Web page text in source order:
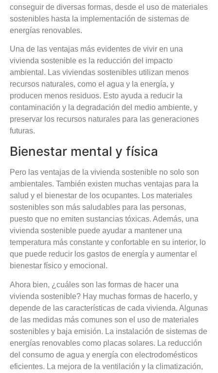
conseguir de diversas formas, desde el uso de materiales
sostenibles hasta la implementación de sistemas de
energías renovables.
Una de las ventajas más evidentes de vivir en una
vivienda sostenible es la reducción del impacto
ambiental. Las viviendas sostenibles utilizan menos
recursos naturales, como el agua y la energía, y
producen menos residuos. Esto ayuda a reducir la
contaminación y la degradación del medio ambiente, y
preservar los recursos naturales para las generaciones
futuras.
Bienestar mental y física
Pero las ventajas de la vivienda sostenible no solo son
ambientales. También existen muchas ventajas para la
salud y el bienestar de los ocupantes. Los materiales
sostenibles son más saludables para las personas,
puesto que no emiten sustancias tóxicas. Además, una
vivienda sostenible puede ayudar a mantener una
temperatura más constante y confortable en su interior, lo
que puede reducir los gastos de energía y aumentar el
bienestar físico y emocional.
Ahora bien, ¿cuáles son las formas de hacer una
vivienda sostenible? Hay muchas formas de hacerlo, y
depende de las características de cada vivienda. Algunas
de las medidas más comunes son el uso de materiales
sostenibles y baja emisión. La instalación de sistemas de
energías renovables como placas solares. La reducción
del consumo de agua y energía con electrodomésticos
eficientes. La mejora de la ventilación y la climatización,